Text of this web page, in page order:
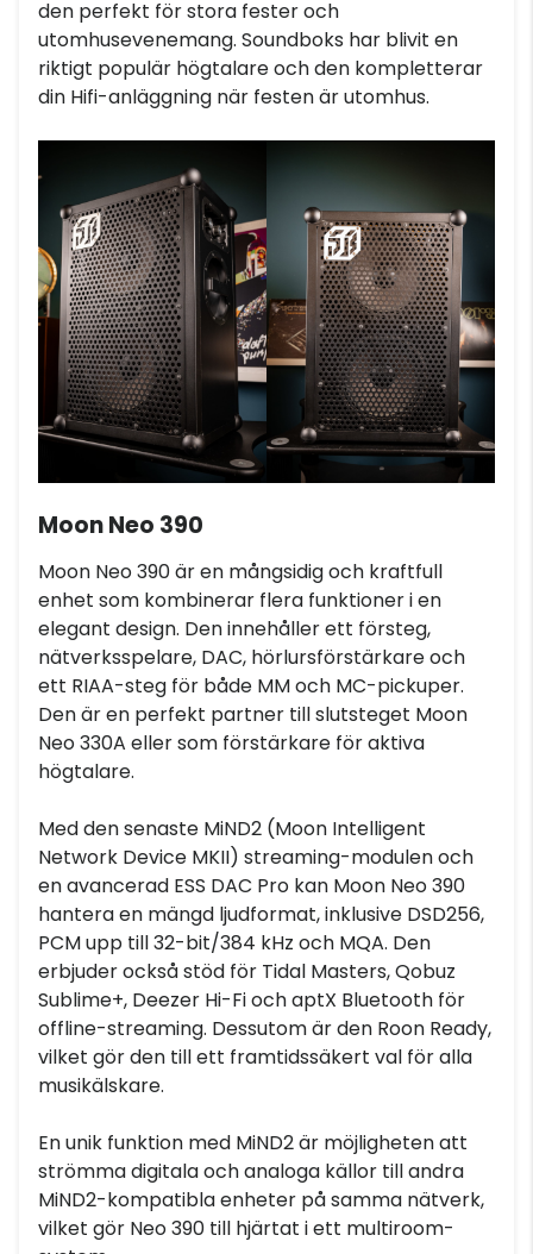
den perfekt för stora fester och
utomhusevenemang. Soundboks har blivit en
riktigt populär högtalare och den kompletterar
din Hifi-anläggning när festen är utomhus.
Moon Neo 390
Moon Neo 390 är en mångsidig och kraftfull
enhet som kombinerar flera funktioner i en
elegant design. Den innehåller ett försteg,
nätverksspelare, DAC, hörlursförstärkare och
ett RIAA-steg för både MM och MC-pickuper.
Den är en perfekt partner till slutsteget Moon
Neo 330A eller som förstärkare för aktiva
högtalare.
Med den senaste MiND2 (Moon Intelligent
Network Device MKII) streaming-modulen och
en avancerad ESS DAC Pro kan Moon Neo 390
hantera en mängd ljudformat, inklusive DSD256,
PCM upp till 32-bit/384 kHz och MQA. Den
erbjuder också stöd för Tidal Masters, Qobuz
Sublime+, Deezer Hi-Fi och aptX Bluetooth för
offline-streaming. Dessutom är den Roon Ready,
vilket gör den till ett framtidssäkert val för alla
musikälskare.
En unik funktion med MiND2 är möjligheten att
strömma digitala och analoga källor till andra
MiND2-kompatibla enheter på samma nätverk,
vilket gör Neo 390 till hjärtat i ett multiroom-